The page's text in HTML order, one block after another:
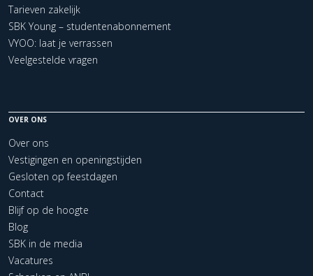
Tarieven zakelijk
SBK Young – studentenabonnement
VYOO: laat je verrassen
Veelgestelde vragen
OVER ONS
Over ons
Vestigingen en openingstijden
Gesloten op feestdagen
Contact
Blijf op de hoogte
Blog
SBK in de media
Vacatures